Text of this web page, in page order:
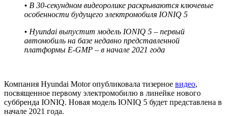
• В 30-секундном видеоролике раскрываются ключевые
особенности будущего электромобиля IONIQ 5
• Hyundai выпустит модель IONIQ 5 – первый
автомобиль на базе недавно представленной
платформы E-GMP – в начале 2021 года
Компания Hyundai Motor опубликовала тизерное видео,
посвященное первому электромобилю в линейке нового
суббренда IONIQ. Новая модель IONIQ 5 будет представлена в
начале 2021 года.